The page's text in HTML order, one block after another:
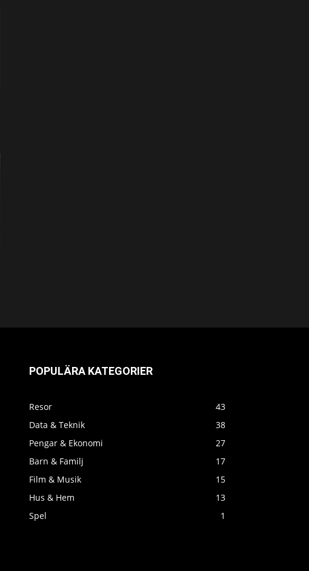
POPULÄRA KATEGORIER
Resor
43
Data & Teknik
38
Pengar & Ekonomi
27
Barn & Familj
17
Film & Musik
15
Hus & Hem
13
Spel
1